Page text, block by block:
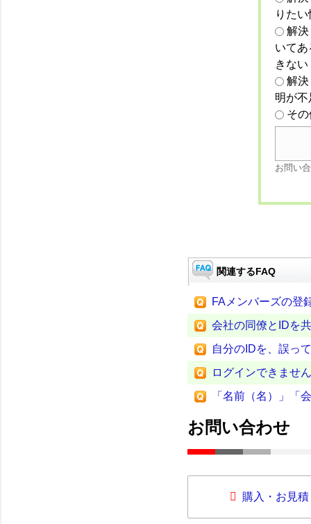
りた
解
いて
きない
解
明が
そ
お問い
関連するFAQ
FAメンバーズの登
会社の同僚とIDを
自分のIDを、誤っ
ログインできませ
「名前（名）」「
お問い合わせ
購入・お見